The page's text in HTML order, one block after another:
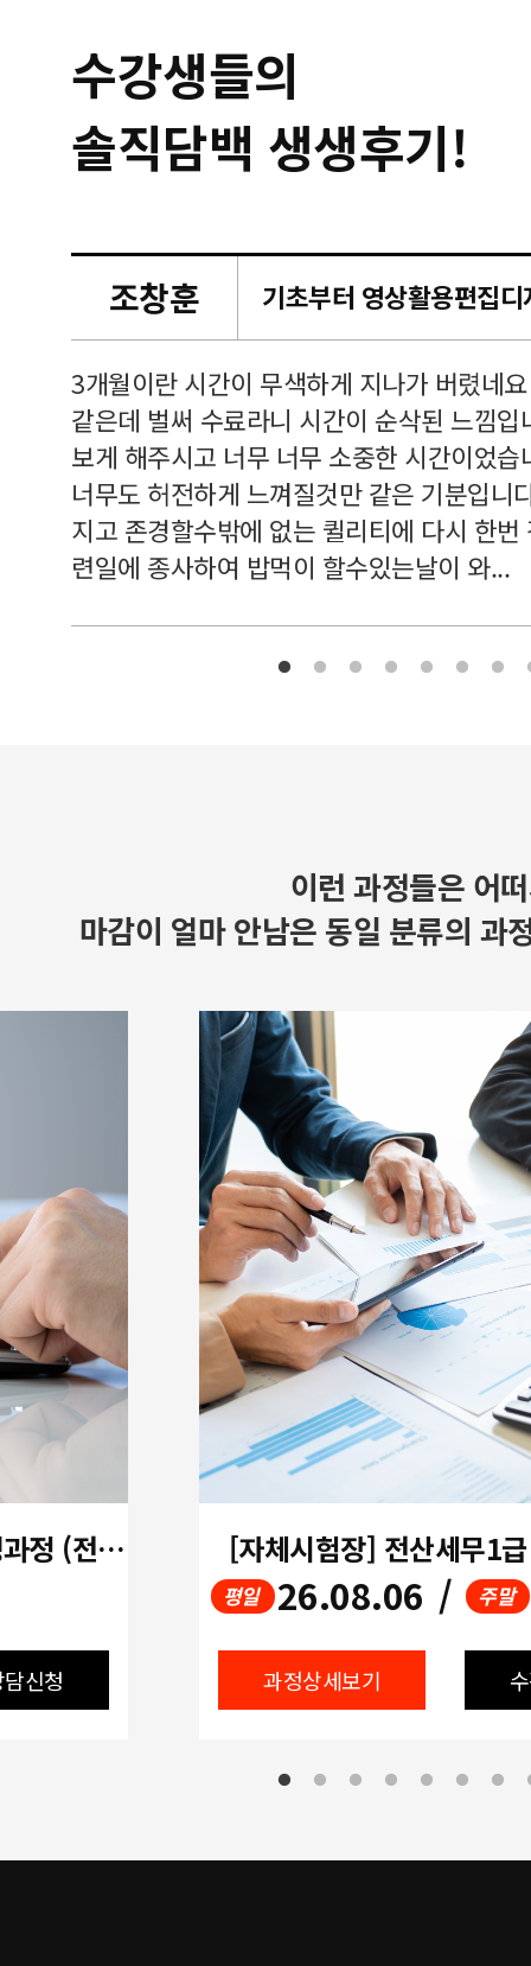
수강생들의
솔직담백 생생후기!
조창훈
3개월이란 시간이 무색하게 지나가 버렸네
같은데 벌써 수료라니 시간이 순삭된 느낌
보게 해주시고 너무 너무 소중한 시간이었
너무도 허전하게 느껴질것만 같은 기분입니
지고 존경할수밖에 없는 퀼리티에 다시 한
련일에 종사하여 밥먹이 할수있는날이 와...
이런 과정들은 어
마감이 얼마 안남은 동일 분류의 과
(평일오전) 인사경리실무자 양성과정 (전산회계1급/세무2급 자체시험장 + 인사급여 실무)
신청
[자체시험장] 전산세무1
평일 26.08.06 / 주말
과정상세보기